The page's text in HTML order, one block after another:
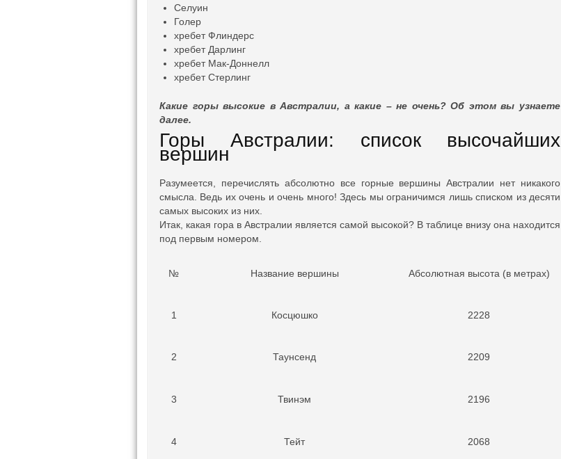
Селуин
Голер
хребет Флиндерс
хребет Дарлинг
хребет Мак-Доннелл
хребет Стерлинг
Какие горы высокие в Австралии, а какие – не очень? Об этом вы узнаете
далее.
Горы Австралии: список высочайших
вершин
Разумеется, перечислять абсолютно все горные вершины Австралии нет никакого
смысла. Ведь их очень и очень много! Здесь мы ограничимся лишь списком из десяти
самых высоких из них.
Итак, какая гора в Австралии является самой высокой? В таблице внизу она находится
под первым номером.
№ Название вершины Абсолютная высота (в метрах)
1 Косцюшко 2228
2 Таунсенд 2209
3 Твинэм 2196
4 Тейт 2068